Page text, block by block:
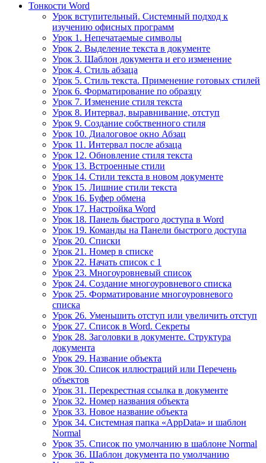
Тонкости Word
Урок вступительный. Системный подход к
изучению офисных программ
Урок 1. Непечатаемые символы
Урок 2. Выделение текста в документе
Урок 3. Шаблон документа и его изменение
Урок 4. Стиль абзаца
Урок 5. Стиль текста. Применение готовых стилей
Урок 6. Форматирование по образцу
Урок 7. Изменение стиля текста
Урок 8. Интервал, выравнивание, отступ
Урок 9. Создание собственного стиля
Урок 10. Диалоговое окно Абзац
Урок 11. Интервал после абзаца
Урок 12. Обновление стиля текста
Урок 13. Встроенные стили
Урок 14. Стили текста в новом документе
Урок 15. Лишние стили текста
Урок 16. Буфер обмена
Урок 17. Настройка Word
Урок 18. Панель быстрого доступа в Word
Урок 19. Команды на Панели быстрого доступа
Урок 20. Списки
Урок 21. Номер в списке
Урок 22. Начать список с 1
Урок 23. Многоуровневый список
Урок 24. Создание многоуровневого списка
Урок 25. Форматирование многоуровневого
списка
Урок 26. Уменьшить отступ или увеличить отступ
Урок 27. Список в Word. Секреты
Урок 28. Заголовки в документе. Структура
документа
Урок 29. Название объекта
Урок 30. Список иллюстраций или Перечень
объектов
Урок 31. Перекрестная ссылка в документе
Урок 32. Номер названия объекта
Урок 33. Новое название объекта
Урок 34. Системная папка «AppData» и шаблон
Normal
Урок 35. Список по умолчанию в шаблоне Normal
Урок 36. Шаблон документа по умолчанию